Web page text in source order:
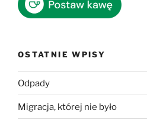
OSTATNIE WPISY
Odpady
Migracja, której nie było